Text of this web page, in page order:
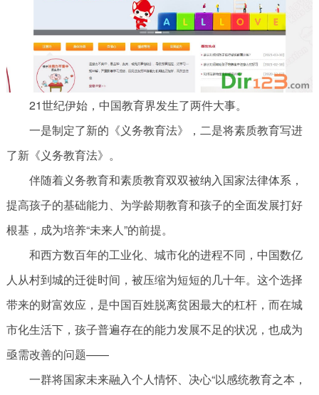
21世纪伊始，中国教育界发生了两件大事。
一是制定了新的《义务教育法》，二是将素质教育写进
了新《义务教育法》。
伴随着义务教育和素质教育双双被纳入国家法律体系，
提高孩子的基础能力、为学龄期教育和孩子的全面发展打好
根基，成为培养“未来人”的前提。
和西方数百年的工业化、城市化的进程不同，中国数亿
人从村到城的迁徙时间，被压缩为短短的几十年。这个选择
带来的财富效应，是中国百姓脱离贫困最大的杠杆，而在城
市化生活下，孩子普遍存在的能力发展不足的状况，也成为
亟需改善的问题——
一群将国家未来融入个人情怀、决心“以感统教育之本，